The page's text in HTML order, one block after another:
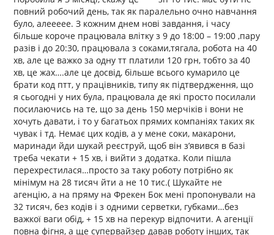
повний робочий день, так як паралельно очно навчання
було, алеееее. З кожним днем нові завдання, і часу
більше короче працювала влітку з 9 до 18:00 – 19:00 ,пару
разів і до 20:30, працювала з соками,тягала, робота на 40
хв, але це важко за одну тт платили 120 грн, тобто за 40
хв, це жах….але це досвід, більше всього кумарило це
брати код птт, у працівників, типу як підтвердження, що
я сьогодні у них була, працювала де які просто посилали
посилаючись на те, що за день 150 мерчіків і вони не
хочуть давати, і то у багатьох прямих компаніях таких як
чувак і тд. Немає цих кодів, а у мене соки, макарони,
маринади йди шукай реєструй, щоб він з’явився в базі
треба чекати + 15 хв, і вийти з додатка. Коли пішла
перехрестилася…просто за таку роботу потрібно як
мінімум на 28 тисяч йти а не 10 тис.( Шукайте не
агенцію, а на пряму на Фрекен Бок мені пропонували на
32 тисяч, без кодів і з одними серветки, губками…без
важкої ваги обід, + 15 хв на перекур відпочити. А агенції
повна фігня, а ще супервайзер давав роботу інших, так